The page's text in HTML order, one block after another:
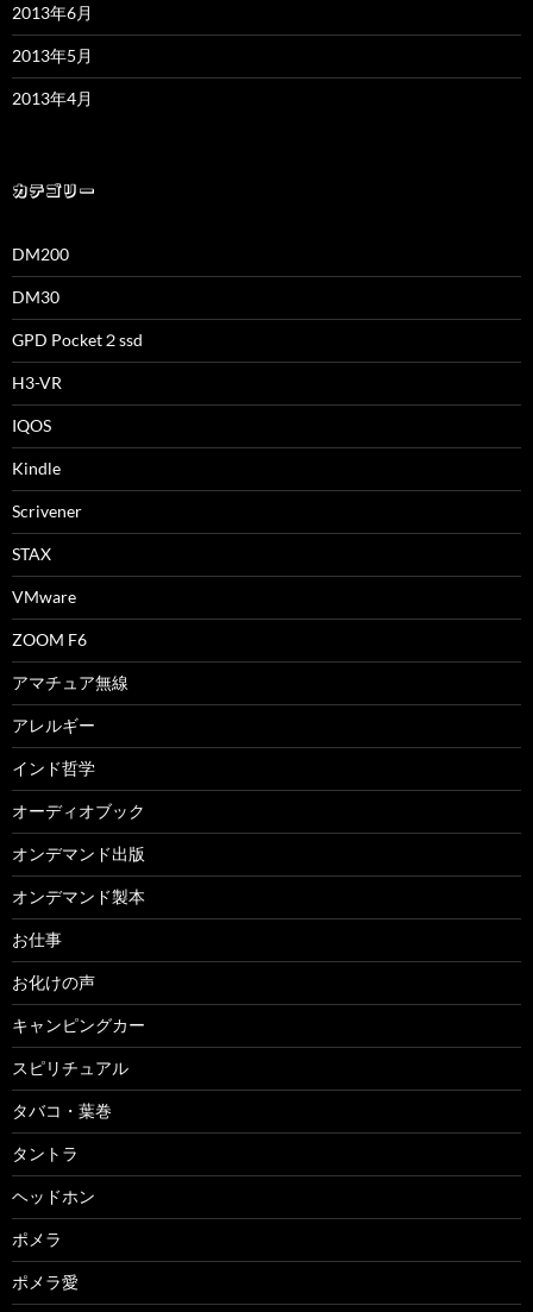
2013年6月
2013年5月
2013年4月
カテゴリー
DM200
DM30
GPD Pocket２ssd
H3-VR
IQOS
Kindle
Scrivener
STAX
VMware
ZOOM F6
アマチュア無線
アレルギー
インド哲学
オーディオブック
オンデマンド出版
オンデマンド製本
お仕事
お化けの声
キャンピングカー
スピリチュアル
タバコ・葉巻
タントラ
ヘッドホン
ポメラ
ポメラ愛